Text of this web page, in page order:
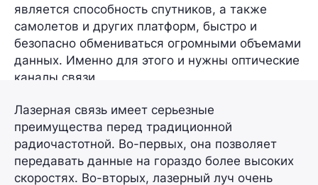
является способность спутников, а также
самолетов и других платформ, быстро и
безопасно обмениваться огромными объемами
данных. Именно для этого и нужны оптические
каналы связи.
Лазерная связь имеет серьезные
преимущества перед традиционной
радиочастотной. Во-первых, она позволяет
передавать данные на гораздо более высоких
скоростях. Во-вторых, лазерный луч очень